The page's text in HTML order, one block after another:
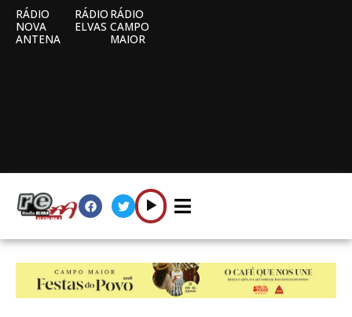
RÁDIO
NOVA
ANTENA
RÁDIO
ELVAS
RÁDIO
CAMPO
MAIOR